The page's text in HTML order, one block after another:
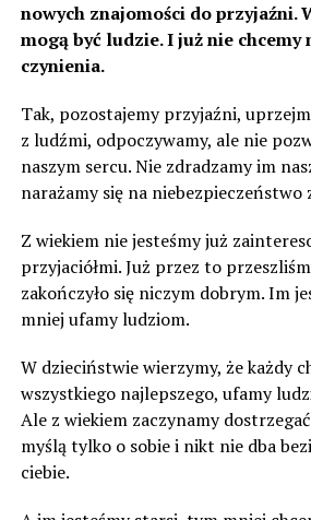
nowych znajomości do przyjaźni.
mogą być ludzie. I już nie chcemy
czynienia.
Tak, pozostajemy przyjaźni,
z ludźmi, odpoczywamy, ale nie
naszym sercu. Nie zdradzamy im
narażamy się na niebezpieczeństwo
Z wiekiem nie jesteśmy już
przyjaciółmi. Już przez to
zakończyło się niczym dobrym. Im
mniej ufamy ludziom.
W dzieciństwie wierzymy, że każdy
wszystkiego najlepszego, ufamy
Ale z wiekiem zaczynamy
myślą tylko o sobie i nikt nie dba
ciebie.